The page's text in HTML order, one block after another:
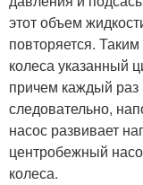
этот объем
повторяется.
колеса указанный
причем каждый раз
следовательно,
насос развивает
центробежный
колеса.